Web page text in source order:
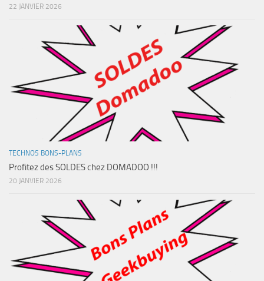
22 JANVIER 2026
TECHNOS BONS-PLANS
Profitez des SOLDES chez DOMADOO !!!
20 JANVIER 2026